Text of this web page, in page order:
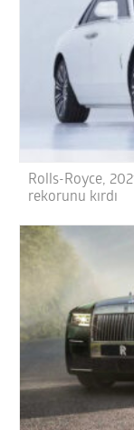
Rolls-Royce,
rekorunu kırdı